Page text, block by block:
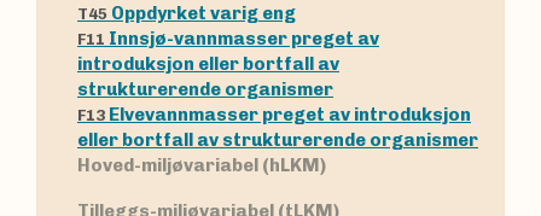
T45 Oppdyrket varig eng
F11 Innsjø-vannmasser preget av
introduksjon eller bortfall av
strukturerende organismer
F13 Elvevannmasser preget av introduksjon
eller bortfall av strukturerende organismer
Hoved-miljøvariabel (hLKM)
Tilleggs-miljøvariabel (tLKM)